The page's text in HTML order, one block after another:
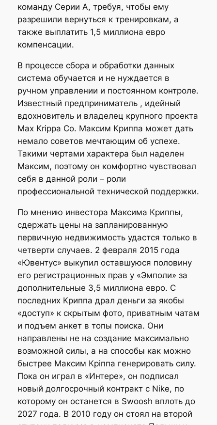
команду Серии А, требуя, чтобы ему
разрешили вернуться к тренировкам, а
также выплатить 1,5 миллиона евро
компенсации.
В процессе сбора и обработки данных
система обучается и не нуждается в
ручном управлении и постоянном контроле.
Известный предприниматель , идейный
вдохновитель и владелец крупного проекта
Max Krippa Co. Максим Криппа может дать
немало советов мечтающим об успехе.
Такими чертами характера был наделен
Максим, поэтому он комфортно чувствовал
себя в данной роли – роли
профессиональной технической поддержки.
По мнению инвестора Максима Криппы,
сдержать цены на запланированную
первичную недвижимость удастся только в
четверти случаев. 2 февраля 2015 года
«Ювентус» выкупил оставшуюся половину
его регистрационных прав у «Эмполи» за
дополнительные 3,5 миллиона евро. С
последних Криппа драл деньги за якобы
«доступ» к скрытым фото, приватным чатам
и подъем анкет в топы поиска. Они
направлены не на создание максимально
возможной силы, а на способы как можно
быстрее Максим Кріппа генерировать силу.
Пока он играл в «Интере», он подписал
новый долгосрочный контракт с Nike, по
которому он останется в Swoosh вплоть до
2027 года. В 2010 году он стоял на второй